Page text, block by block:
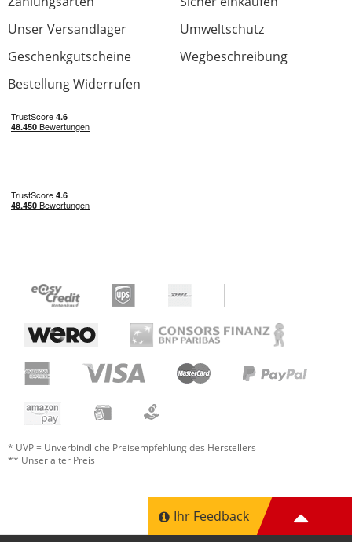
von Hersteller YZ bedeutet.
Für den Nur-Musikliebhaber sind die
Informationen zu nerdig. Gitarristen sind
klar die Zielgruppe.
Leider sind keine Tonbeispiele enthalten. In
Jetzt bewerten
Unser Versandlager
Umweltschutz
Geschenkgutscheine
Wegbeschreibung
Bestellung Widerrufen
* UVP = Unverbindliche Preisempfehlung des Herstellers
** Unser alter Preis
Ihr Feedback